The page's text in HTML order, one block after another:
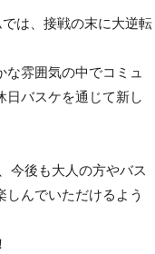
は、接戦の末に大逆転
雰囲気の中でコミュ
日バスケを通じて新し
今後も大人の方やバス
んでいただけるよう